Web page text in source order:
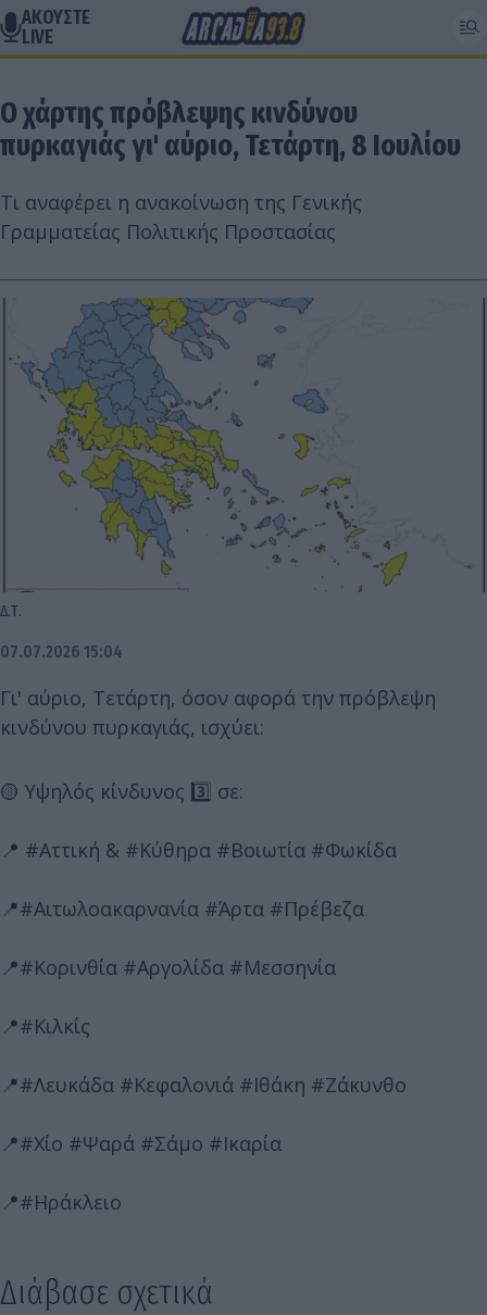
ΑΚΟΥΣΤΕ
LIVE
Ο χάρτης πρόβλεψης κινδύνου
πυρκαγιάς γι' αύριο, Τετάρτη, 8 Ιουλίου
Τι αναφέρει η ανακοίνωση της Γενικής
Γραμματείας Πολιτικής Προστασίας
Δ.Τ.
07.07.2026 15:04
Γι' αύριο, Τετάρτη, όσον αφορά την πρόβλεψη
κινδύνου πυρκαγιάς, ισχύει:
🟡 Υψηλός κίνδυνος 3️⃣ σε:
📍 #Αττική & #Κύθηρα #Βοιωτία #Φωκίδα
📍#Αιτωλοακαρνανία #Άρτα #Πρέβεζα
📍#Κορινθία #Αργολίδα #Μεσσηνία
📍#Κιλκίς
📍#Λευκάδα #Κεφαλονιά #Ιθάκη #Ζάκυνθο
📍#Χίο #Ψαρά #Σάμο #Ικαρία
📍#Ηράκλειο
Διάβασε σχετικά